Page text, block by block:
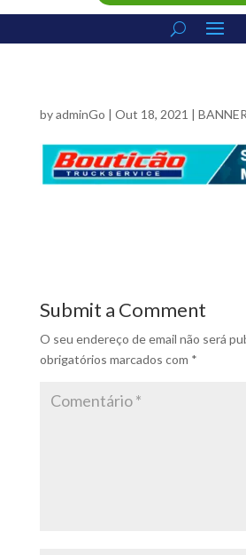
o
n
o
e
ic
n
m
o
ic
o
n
byadminGo Out 18, 2021
Submit a Comment
O seu endereço de email não será
obrigatórios marcados com *